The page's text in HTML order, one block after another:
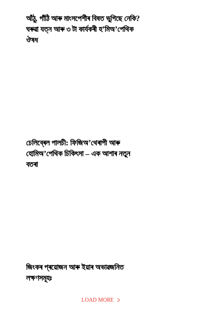
আঁঠু, গাঁঠি আৰু মাংসপেশীৰ বিষত ভুগিছে নেকি?
ঘৰুৱা যত্ন আৰু ৩ টা কাৰ্যকৰী হ’মিঅ’পেথিক
ঔষধ
চেলিব্ৰেল পালচী: ফিজিঅ’থেৰাপী আৰু
হোমিঅ’পেথিক চিকিৎসা – এক আশাৰ নতুন
বতৰা
জিংকৰ প্ৰয়োজন আৰু ইয়াৰ অভাৱজনিত
লক্ষণসমূহঃ
LOAD MORE